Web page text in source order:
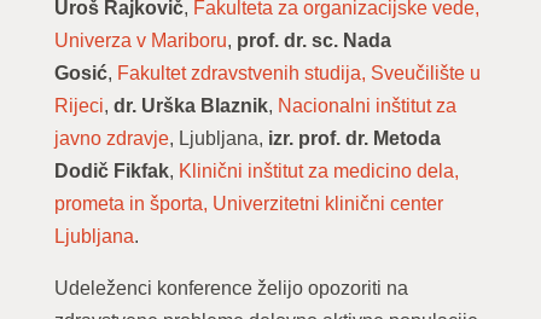
Uroš Rajkovič, Fakulteta za organizacijske vede,
Univerza v Mariboru, prof. dr. sc. Nada
Gosić, Fakultet zdravstvenih studija, Sveučilište u
Rijeci, dr. Urška Blaznik, Nacionalni inštitut za
javno zdravje, Ljubljana, izr. prof. dr. Metoda
Dodič Fikfak, Klinični inštitut za medicino dela,
prometa in športa, Univerzitetni klinični center
Ljubljana.
Udeleženci konference želijo opozoriti na